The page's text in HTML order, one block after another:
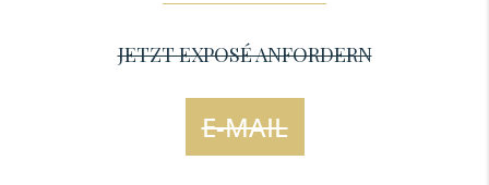
JETZT EXPOSÉ ANFORDERN
E-MAIL